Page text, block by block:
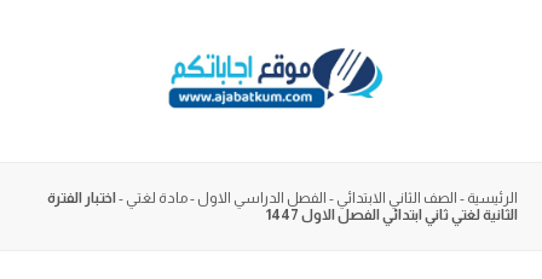
الرئيسية - الصف الثاني الابتدائي - الفصل الدراسي الاول -مادة لغتي - اختبار الفترة
الثانية لغتي ثاني ابتدائي الفصل الاول 1447